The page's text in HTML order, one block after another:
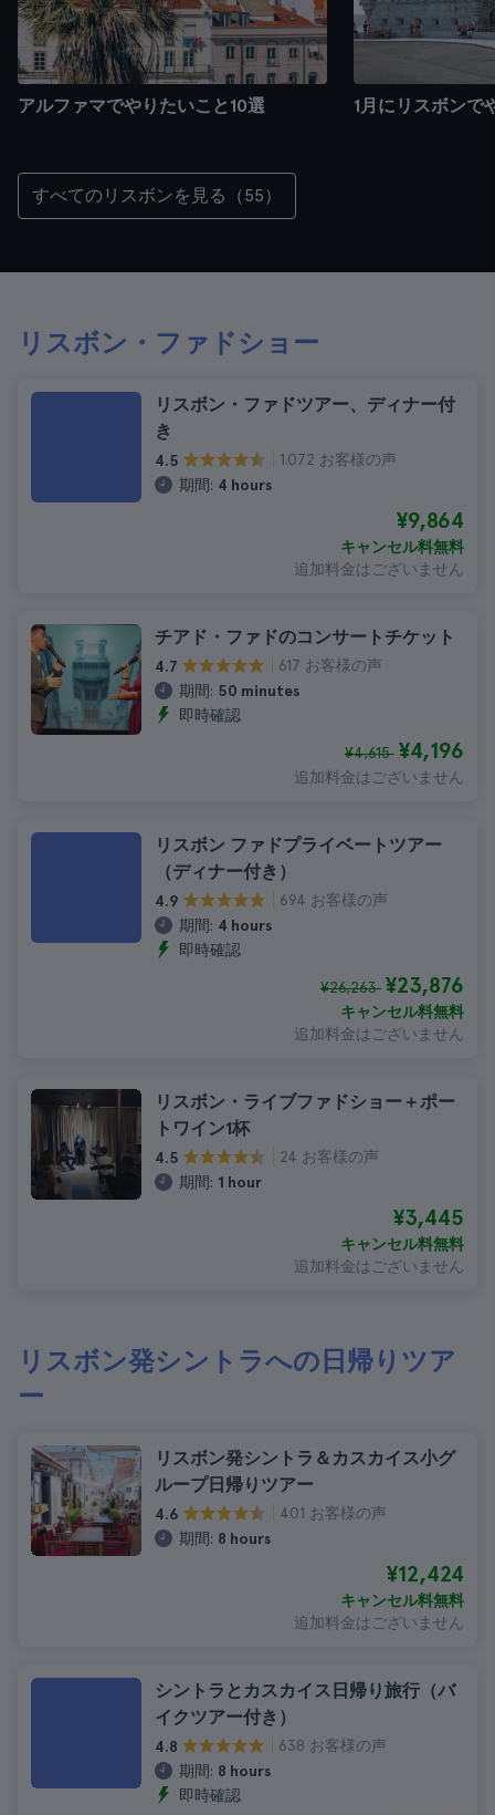
アルファマでやりたいこと10選 1月にリスボンで
すべてのリスボンを見る（55）
リスボン・ファドショー
リスボン・ファドツアー、ディナー付
き
4.5
1.072 お客様の声
期間: 4 hours
¥9,864
キャンセル料無料
追加料金はございません
チアド・ファドのコンサートチケット
4.7
617 お客様の声
期間: 50 minutes
即時確認
¥4,615 ¥4,196
追加料金はございません
リスボン ファドプライベートツアー
（ディナー付き）
4.9
694 お客様の声
期間: 4 hours
即時確認
¥26,263 ¥23,876
キャンセル料無料
追加料金はございません
リスボン・ライブファドショー＋ポー
トワイン1杯
4.5
24 お客様の声
期間: 1 hour
¥3,445
キャンセル料無料
追加料金はございません
リスボン発シントラへの日帰りツア
ー
リスボン発シントラ＆カスカイス小グ
ループ日帰りツアー
4.6
401 お客様の声
期間: 8 hours
¥12,424
キャンセル料無料
追加料金はございません
シントラとカスカイス日帰り旅行（バ
イクツアー付き）
4.8
638 お客様の声
期間: 8 hours
即時確認